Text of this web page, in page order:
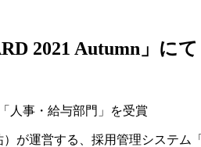
2021 Autumn」に
が運営する、採用管理システム